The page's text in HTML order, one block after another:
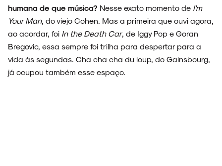
humana de que música? Nesse exato momento de I'm
Your Man, do viejo Cohen. Mas a primeira que ouvi agora,
ao acordar, foi In the Death Car, de Iggy Pop e Goran
Bregovic, essa sempre foi trilha para despertar para a
vida às segundas. Cha cha cha du loup, do Gainsbourg,
já ocupou também esse espaço.